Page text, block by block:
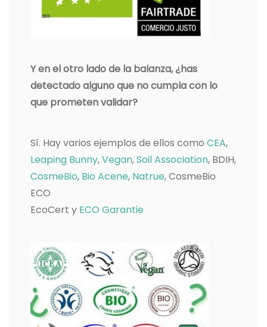
Y en el otro lado de la balanza, ¿has
detectado alguno que no cumpla con lo
que prometen validar?
Sí. Hay varios ejemplos de ellos como CEA,
Leaping Bunny,Vegan,Soil Association, BDIH,
CosmeBio, Bio Acene, Natrue, CosmeBio
ECO
EcoCert y ECO Garantie